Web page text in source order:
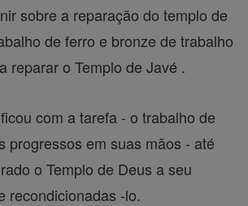
sobre a reparação do templo de
de ferro e bronze de trabalho
reparar o Templo de Javé .
com a tarefa - o trabalho de
progressos em suas mãos - até
o Templo de Deus a seu
recondicionadas -lo.